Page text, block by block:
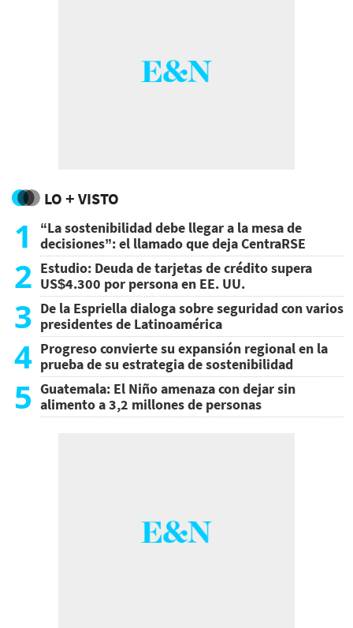
LO + VISTO
1
“La sostenibilidad debe llegar a la mesa de
decisiones”: el llamado que deja CentraRSE
2 Estudio: Deuda de tarjetas de crédito supera
US$4.300 por persona en EE. UU.
3 De la Espriella dialoga sobre seguridad con varios
presidentes de Latinoamérica
4 Progreso convierte su expansión regional en la
prueba de su estrategia de sostenibilidad
5 Guatemala: El Niño amenaza con dejar sin
alimento a 3,2 millones de personas